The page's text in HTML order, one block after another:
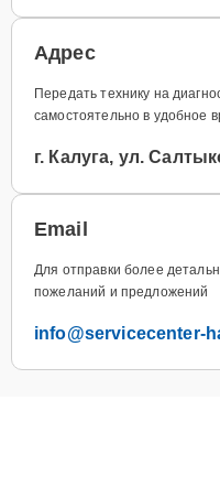
Адрес
Передать технику на
самостоятельно в удобное
г. Калуга, ул.
Email
Для отправки более
пожеланий и предложений
info@servicecenter-